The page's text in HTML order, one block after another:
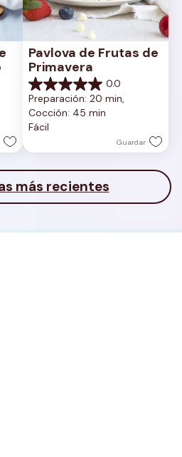
Pavlova de Frutas de
Primavera
0.0
0.0
de
5
estrellas.
Preparación: 20 min,
Cocción: 45 min
Fácil
Guardar
más recientes